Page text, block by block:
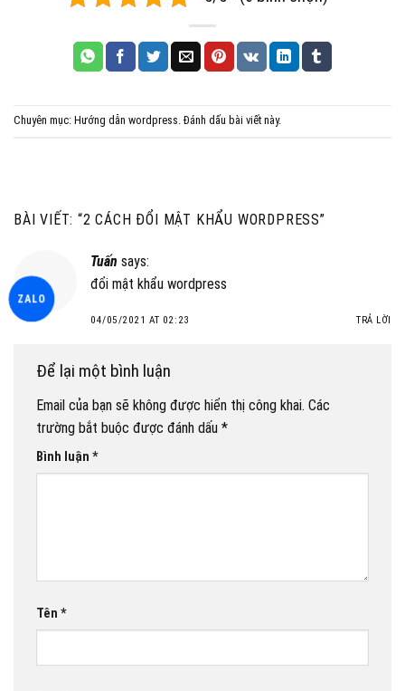
Chuyên mục: Hướng dẫn wordpress. Đánh dấu bài viết này.
BÀI VIẾT: “2 CÁCH ĐỔI MẬT KHẨU WORDPRESS”
Tuấn says:
đổi mật khẩu wordpress
04/05/2021 AT 02:23 TRẢ LỜI
Để lại một bình luận
Email của bạn sẽ không được hiển thị công khai. Các
trường bắt buộc được đánh dấu *
Bình luận *
Tên *
ZALO